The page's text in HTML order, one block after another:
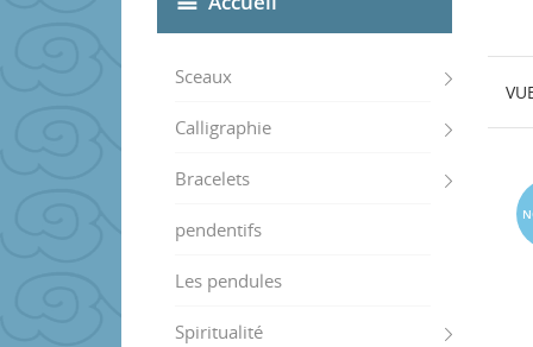
Sceaux
Calligraphie
Bracelets
pendentifs
Les pendules
Spiritualité